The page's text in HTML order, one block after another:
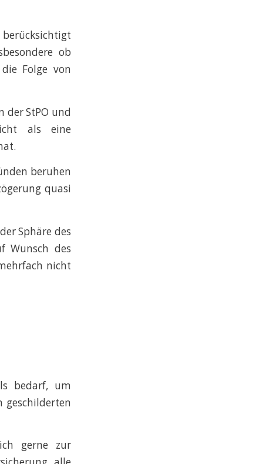
ob
Folge von
der StPO und
als eine
beruhen
quasi
Sphäre des
Wunsch des
nicht
bedarf, um
geschilderten
gerne zur